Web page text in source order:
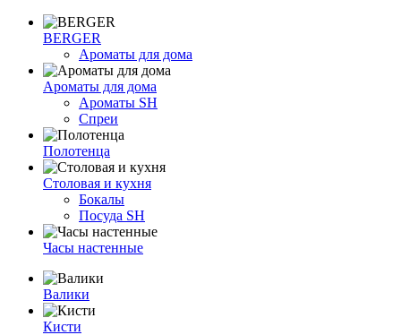
BERGER
Ароматы для дома
Ароматы для дома
Ароматы SH
Спреи
Полотенца
Столовая и кухня
Бокалы
Посуда SH
Часы настенные
Валики
Кисти